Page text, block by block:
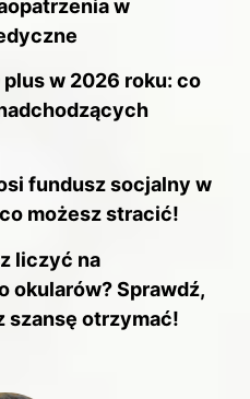
w
w 2026 roku: co
fundusz socjalny w
możesz stracić!
liczyć na
okularów? Sprawdź,
szansę otrzymać!